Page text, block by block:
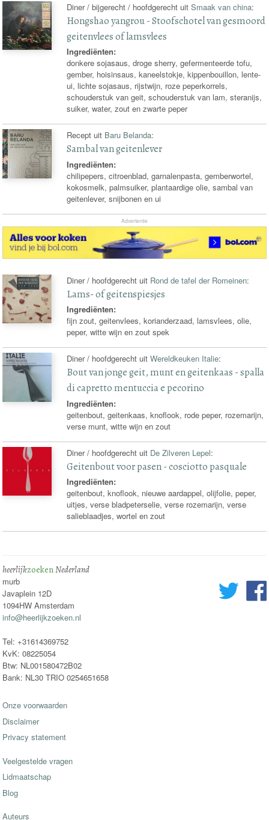
Diner / bijgerecht / hoofdgerecht uitSmaak van china:
Hongshao yangrou - Stoofschotel van gesmoord
geitenvlees of lamsvlees
Ingrediënten:
donkere sojasaus, droge sherry, gefermenteerde tofu,
gember, hoisinsaus, kaneelstokje, kippenbouillon, lente-
ui, lichte sojasaus, rijstwijn, roze peperkorrels,
schouderstuk van geit, schouderstuk van lam, steranijs,
suiker, water, zout en zwarte peper
Recept uit Baru Belanda:
Sambal van geitenlever
Ingrediënten:
chilipepers, citroenblad, garnalenpasta, gemberwortel,
kokosmelk, palmsuiker, plantaardige olie, sambal van
geitenlever, snijbonen en ui
Advertentie
Diner / hoofdgerecht uit Rond de tafel der Romeinen:
Lams- of geitenspiesjes
Ingrediënten:
fijn zout, geitenvlees, korianderzaad, lamsvlees, olie,
peper, witte wijn en zout spek
Diner / hoofdgerecht uitWereldkeuken Italie:
Bout van jonge geit, munt en geitenkaas - spalla
di capretto mentuccia e pecorino
Ingrediënten:
geitenbout, geitenkaas, knoflook, rode peper, rozemarijn,
verse munt, witte wijn en zout
Diner / hoofdgerecht uit De Zilveren Lepel:
Geitenbout voor pasen - cosciotto pasquale
Ingrediënten:
geitenbout, knoflook, nieuwe aardappel, olijfolie, peper,
uitjes, verse bladpeterselie, verse rozemarijn, verse
salieblaadjes, wortel en zout
heerlijkzoekenNederland
murb
Javaplein 12D
1094HW Amsterdam
info@heerlijkzoeken.nl
Tel: +31614369752
KvK: 08225054
Btw: NL001580472B02
Bank: NL30 TRIO 0254651658
Onze voorwaarden
Disclaimer
Privacy statement
Veelgestelde vragen
Lidmaatschap
Blog
Auteurs